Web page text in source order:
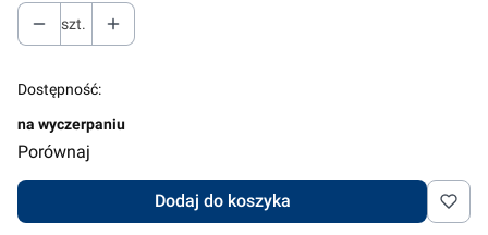
szt.
Dostępność:
na wyczerpaniu
Porównaj
Dodaj do koszyka